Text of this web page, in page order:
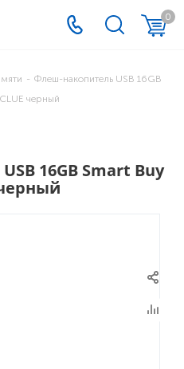
0
- Флеш-накопитель USB 16GB
черный
16GB Smart Buy